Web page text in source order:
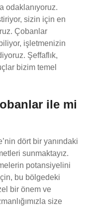
odaklanıyoruz.
sizin için en
Çobanlar
işletmenizin
Şeffaflık,
bizim temel
ile mi
dört bir yanındaki
sunmaktayız.
potansiyelini
bu bölgedeki
bir önem ve
size